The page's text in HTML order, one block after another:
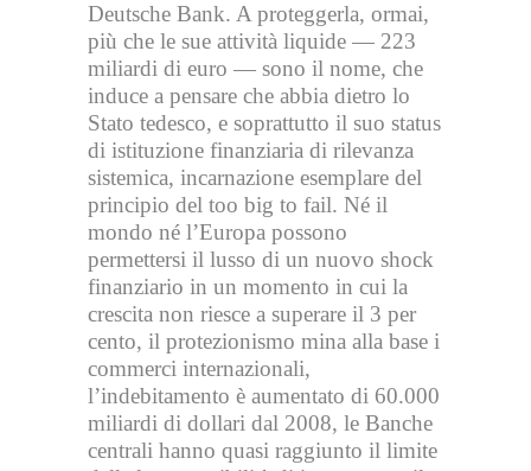
Deutsche Bank. A proteggerla, ormai,
più che le sue attività liquide — 223
miliardi di euro — sono il nome, che
induce a pensare che abbia dietro lo
Stato tedesco, e soprattutto il suo status
di istituzione finanziaria di rilevanza
sistemica, incarnazione esemplare del
principio del too big to fail. Né il
mondo né l’Europa possono
permettersi il lusso di un nuovo shock
finanziario in un momento in cui la
crescita non riesce a superare il 3 per
cento, il protezionismo mina alla base i
commerci internazionali,
l’indebitamento è aumentato di 60.000
miliardi di dollari dal 2008, le Banche
centrali hanno quasi raggiunto il limite